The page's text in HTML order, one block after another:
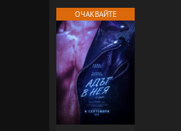
ОЧАКВАЙТЕ